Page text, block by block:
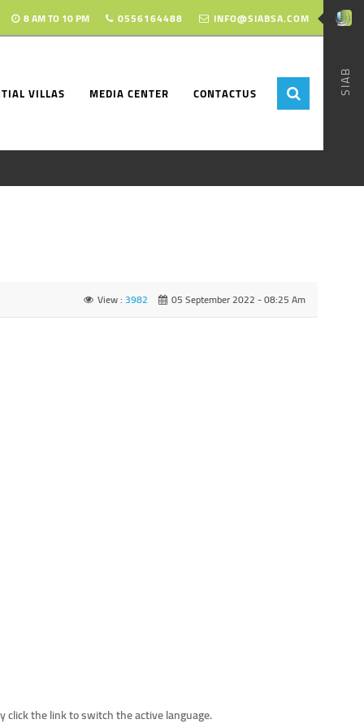
8 AM TO 10 PM 0556164488 INFO@SIABSA.COM
SIAB
VILLAS MEDIA CENTER CONTACTUS
View :3982 05 September 2022 - 08:25 Am
click the link to switch the active language.